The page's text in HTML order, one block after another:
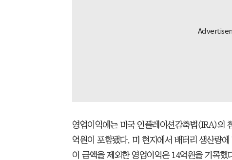
영업이익에는 미국 인플레이션감축법(IRA)의
억원이 포함됐다. 미 현지에서 배터리 생산량
이 금액을 제외한 영업이익은 14억원을 기록했